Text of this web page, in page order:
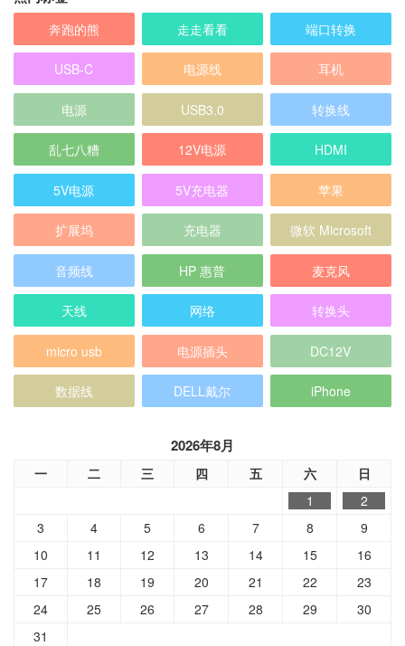
奔跑的熊 走走看看 端口转换
USB-C 电源线 耳机
电源 USB3.0 转换线
乱七八糟 12V电源 HDMI
5V电源 5V充电器 苹果
扩展坞 充电器 微软 Microsoft
音频线 HP 惠普 麦克风
天线 网络 转换头
micro usb 电源插头 DC12V
数据线 DELL戴尔 iPhone
2026年8月
一 二 三 四 五 六 日
1
2
3
4 5 6 7 8
9
10
11 12 13 14 15
16
17
18 19 20 21 22
23
24
25 26 27 28 29
30
31